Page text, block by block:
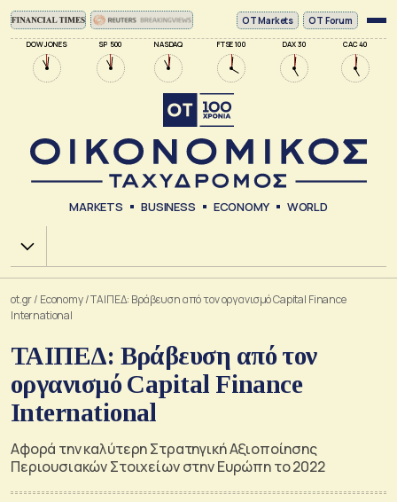
DOW JONES SP 500 NASDAQ FTSE 100 DAX 30 CAC 40
ΟΤ Markets OT Forum
MARKETS BUSINESS ECONOMY WORLD
Χ.Α.
ot.gr/ Economy/ΤΑΙΠΕΔ: Βράβευση από τον οργανισμό Capital Finance
International
ΤΑΙΠΕΔ: Βράβευση από τον
οργανισμό Capital Finance
International
Αφορά την καλύτερη Στρατηγική Αξιοποίησης
Περιουσιακών Στοιχείων στην Ευρώπη το 2022